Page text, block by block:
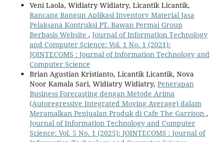
Veni Laola, Widiatry Widiatry, Licantik Licantik,
Rancang Bangun Aplikasi Inventory Material Jasa
Pelaksana Kontruksi PT. Bawan Permai Group
Berbasis Website , Journal of Information Technology
and Computer Science: Vol. 1 No. 1 (2021):
JOINTECOMS : Journal of Information Technology and
Computer Science
Brian Agustian Kristianto, Licantik Licantik, Nova
Noor Kamala Sari, Widiatry Widiatry, Penerapan
Business Forecasting dengan Metode Arima
(Autoregressive Integrated Moving Average) dalam
Meramalkan Penjualan Produk di Cafe The Garrison ,
Journal of Information Technology and Computer
Science: Vol. 5 No. 1 (2025): JOINTECOMS : Journal of